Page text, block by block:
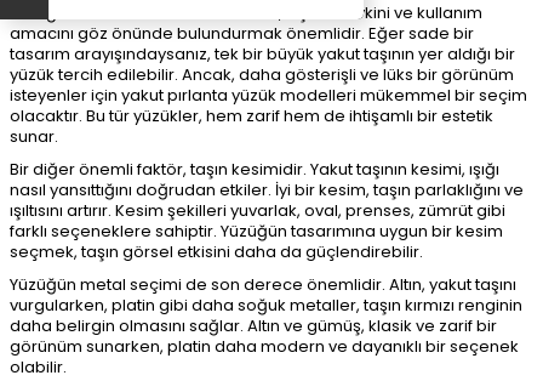
Yüzüğün tasarımına karar verirken, kişinin zevkini ve kullanım
amacını göz önünde bulundurmak önemlidir. Eğer sade bir
tasarım arayışındaysanız, tek bir büyük yakut taşının yer aldığı bir
yüzük tercih edilebilir. Ancak, daha gösterişli ve lüks bir görünüm
isteyenler için yakut pırlanta yüzük modelleri mükemmel bir seçim
olacaktır. Bu tür yüzükler, hem zarif hem de ihtişamlı bir estetik
sunar.
Bir diğer önemli faktör, taşın kesimidir. Yakut taşının kesimi, ışığı
nasıl yansıttığını doğrudan etkiler. İyi bir kesim, taşın parlaklığını ve
ışıltısını artırır. Kesim şekilleri yuvarlak, oval, prenses, zümrüt gibi
farklı seçeneklere sahiptir. Yüzüğün tasarımına uygun bir kesim
seçmek, taşın görsel etkisini daha da güçlendirebilir.
Yüzüğün metal seçimi de son derece önemlidir. Altın, yakut taşını
vurgularken, platin gibi daha soğuk metaller, taşın kırmızı renginin
daha belirgin olmasını sağlar. Altın ve gümüş, klasik ve zarif bir
görünüm sunarken, platin daha modern ve dayanıklı bir seçenek
olabilir.